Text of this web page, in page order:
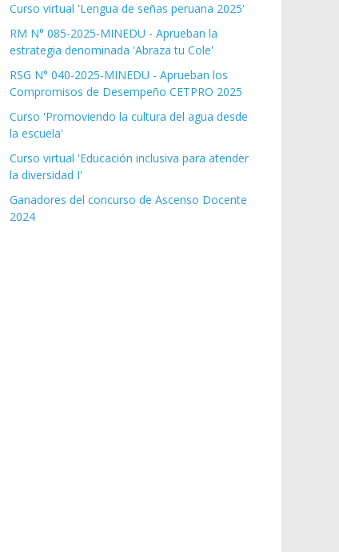
Curso virtual 'Lengua de señas peruana 2025'
RM N° 085-2025-MINEDU - Aprueban la
estrategia denominada 'Abraza tu Cole'
RSG N° 040-2025-MINEDU - Aprueban los
Compromisos de Desempeño CETPRO 2025
Curso 'Promoviendo la cultura del agua desde
la escuela'
Curso virtual 'Educación inclusiva para atender
la diversidad I'
Ganadores del concurso de Ascenso Docente
2024